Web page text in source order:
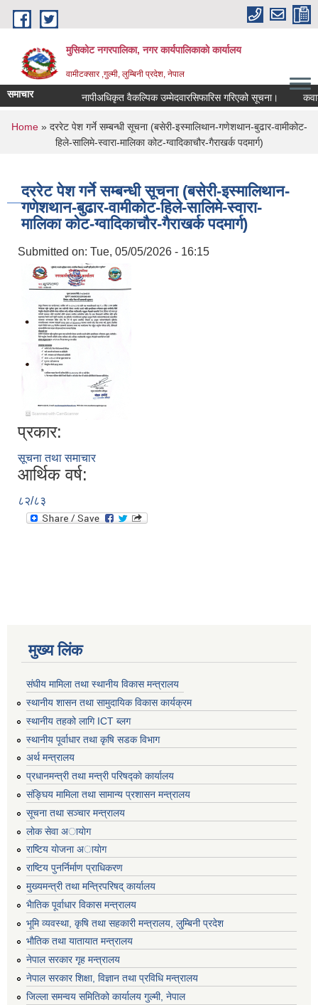
Skip to main content
मुसिकोट नगरपालिका, नगर कार्यपालिकाकाे कार्यालय
वामीटक्सार ,गुल्मी, लुम्बिनी प्रदेश, नेपाल
समाचार नापीअधिकृत वैकल्पिक उम्मेदवारसिफारिस गरिएको सूचना। कवाडी
You are here
Home» दररेट पेश गर्ने सम्बन्धी सूचना (बसेरी-इस्मालिथान-गणेशथान-बुढार-वामीकोट-
हिले-सालिमे-स्वारा-मालिका कोट-ग्वादिकाचौर-गैराखर्क पदमार्ग)
दररेट पेश गर्ने सम्बन्धी सूचना (बसेरी-इस्मालिथान-
गणेशथान-बुढार-वामीकोट-हिले-सालिमे-स्वारा-
मालिका कोट-ग्वादिकाचौर-गैराखर्क पदमार्ग)
Submitted on: Tue, 05/05/2026 - 16:15
प्रकार:
सूचना तथा समाचार
आर्थिक वर्ष:
८२/८३
मुख्य लिंक
संघीय मामिला तथा स्थानीय विकास मन्त्रालय
स्थानीय शासन तथा सामुदायिक विकास कार्यक्रम
स्थानीय तहको लागि ICT ब्लग
स्थानीय पूर्वाधार तथा कृषि सडक विभाग
अर्थ मन्त्रालय
प्रधानमन्त्री तथा मन्त्री परिषद्काे कार्यालय
संङ्घिय मामिला तथा सामान्य प्रशासन मन्त्रालय
सूचना तथा सञ्चार मन्त्रालय
लाेक सेवा अायाेग
राष्टिय याेजना अायाेग
राष्टिय पुनर्निर्माण प्राधिकरण
मुख्यमन्त्री तथा मन्त्रिपरिषद् कार्यालय
भैातिक पूर्वाधार विकास मन्त्रालय
भूमि व्यवस्था, कृषि तथा सहकारी मन्त्रालय, लु्म्बिनी प्रदेश
भाैतिक तथा यातायात मन्त्रालय
नेपाल सरकार गृह मन्त्रालय
नेपाल सरकार शिक्षा, विज्ञान तथा प्रविधि मन्त्रालय
जिल्ला समन्वय समितिको कार्यालय गुल्मी, नेपाल